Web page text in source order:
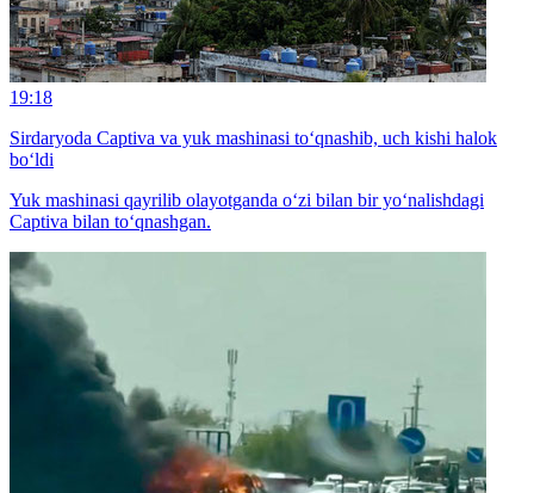
19:18
Sirdaryoda Captiva va yuk mashinasi to‘qnashib, uch kishi halok
bo‘ldi
Yuk mashinasi qayrilib olayotganda o‘zi bilan bir yo‘nalishdagi
Captiva bilan to‘qnashgan.